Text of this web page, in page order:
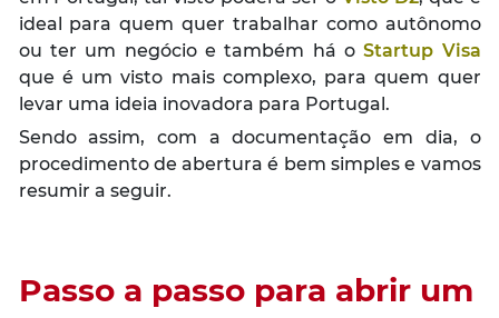
ideal para quem quer trabalhar como autônomo
ou ter um negócio e também há oStartup Visa
que é um visto mais complexo, para quem quer
levar uma ideia inovadora para Portugal.
Sendo assim, com a documentação em dia, o
procedimento de abertura é bem simples e vamos
resumir a seguir.
Passo a passo para abrir um